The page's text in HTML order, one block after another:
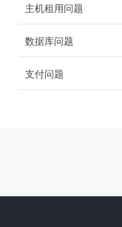
主机租用问题
数据库问题
支付问题